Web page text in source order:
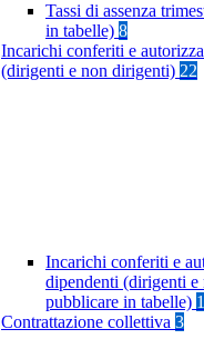
Tassi di assenza
in tabelle) 8
Incarichi conferiti e
(dirigenti e non dirigenti) 22
Incarichi conferiti e
dipendenti (dirigenti
pubblicare in tabelle)
Contrattazione collettiva 3